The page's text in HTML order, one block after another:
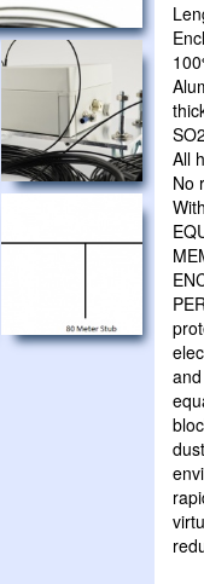
All
No